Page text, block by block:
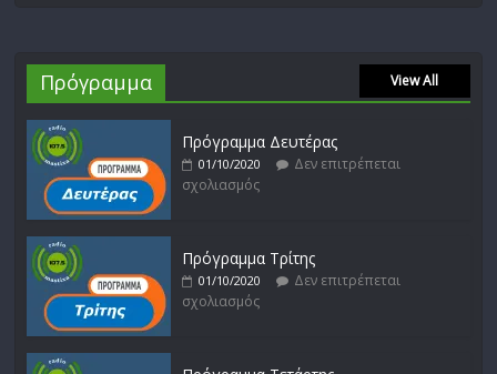
Πρόγραμμα View All
Πρόγραμμα Δευτέρας
01/10/2020
Δεν επιτρέπεται
σχολιασμός
Πρόγραμμα Τρίτης
01/10/2020
Δεν επιτρέπεται
σχολιασμός